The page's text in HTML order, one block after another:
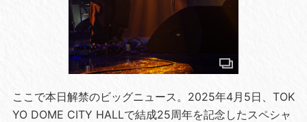
ここで本日解禁のビッグニュース。2025年4月5日、TOK
YO DOME CITY HALLで結成25周年を記念したスペシャ